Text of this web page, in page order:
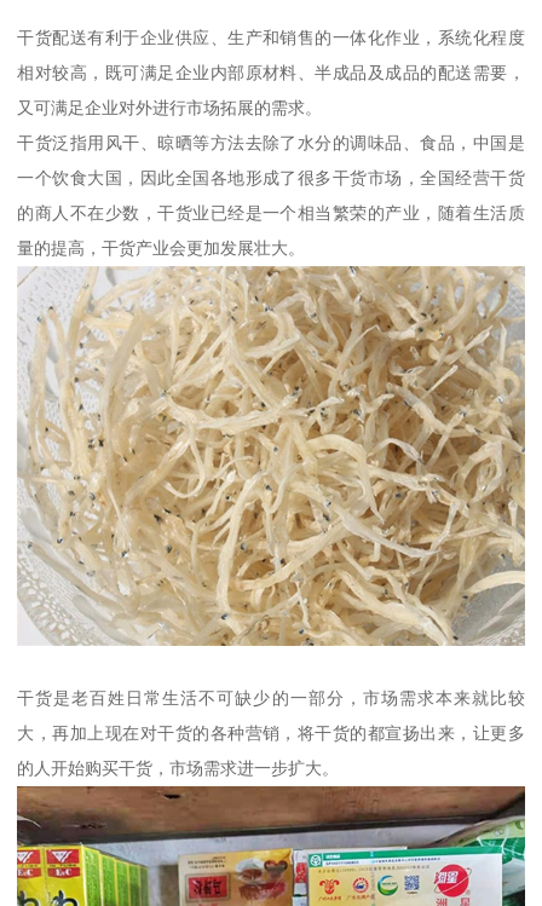
干货配送有利于企业供应、生产和销售的一体化作业，系统化程度
相对较高，既可满足企业内部原材料、半成品及成品的配送需要，
又可满足企业对外进行市场拓展的需求。
干货泛指用风干、晾晒等方法去除了水分的调味品、食品，中国是
一个饮食大国，因此全国各地形成了很多干货市场，全国经营干货
的商人不在少数，干货业已经是一个相当繁荣的产业，随着生活质
量的提高，干货产业会更加发展壮大。
干货是老百姓日常生活不可缺少的一部分，市场需求本来就比较
大，再加上现在对干货的各种营销，将干货的都宣扬出来，让更多
的人开始购买干货，市场需求进一步扩大。